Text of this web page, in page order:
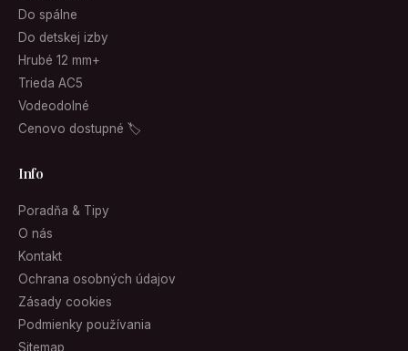
Do spálne
Do detskej izby
Hrubé 12 mm+
Trieda AC5
Vodeodolné
Cenovo dostupné 🏷
Info
Poradňa & Tipy
O nás
Kontakt
Ochrana osobných údajov
Zásady cookies
Podmienky používania
Sitemap